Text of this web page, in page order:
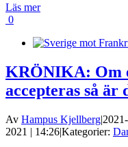
Läs mer
0
KRÖNIKA: Om
accepteras så är
Av Hampus Kjellberg|
2021 | 14:26|Kategorier: